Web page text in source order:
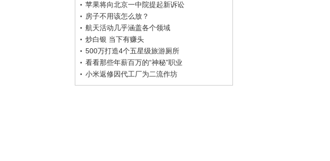
苹果将向北京一中院提起新诉讼
房子不用该怎么放？
航天活动几乎涵盖各个领域
炒白银 当下有赚头
500万打造4个五星级旅游厕所
看看那些年薪百万的“神秘”职业
小米返修因代工厂为二流作坊